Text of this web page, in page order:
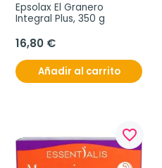
Epsolax El Granero
Integral Plus, 350 g
16,80 €
Añadir al carrito
favorite_border